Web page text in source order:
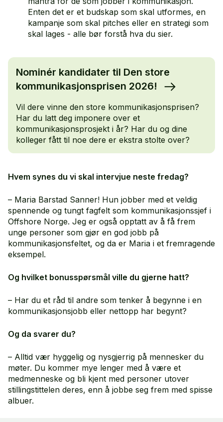
Enten det er et budskap som skal utformes, en
kampanje som skal pitches eller en strategi som
skal lages - alle bør forstå hva du sier.
Nominér kandidater til Den store
kommunikasjonsprisen 2026!
Vil dere vinne den store kommunikasjonsprisen?
Har du latt deg imponere over et
kommunikasjonsprosjekt i år? Har du og dine
kolleger fått til noe dere er ekstra stolte over?
Hvem synes du vi skal intervjue neste fredag?
– Maria Barstad Sanner! Hun jobber med et veldig
spennende og tungt fagfelt som kommunikasjonssjef i
Offshore Norge. Jeg er også opptatt av å få frem
unge personer som gjør en god jobb på
kommunikasjonsfeltet, og da er Maria i et fremragende
eksempel.
Og hvilket bonusspørsmål ville du gjerne hatt?
– Har du et råd til andre som tenker å begynne i en
kommunikasjonsjobb eller nettopp har begynt?
Og da svarer du?
– Alltid vær hyggelig og nysgjerrig på mennesker du
møter. Du kommer mye lenger med å være et
medmenneske og bli kjent med personer utover
stillingstittelen deres, enn å jobbe seg frem med spisse
albuer.